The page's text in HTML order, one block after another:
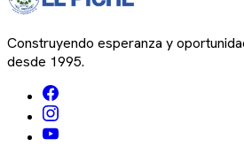
Construyendo esperanza y
desde 1995.